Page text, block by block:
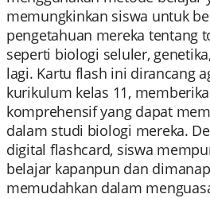
memungkinkan siswa untuk
pengetahuan mereka tentang
seperti biologi seluler,
lagi. Kartu flash ini dirancang
kurikulum kelas 11,
komprehensif yang dapat
dalam studi biologi mereka.
digital flashcard, siswa
belajar kapanpun dan
memudahkan dalam